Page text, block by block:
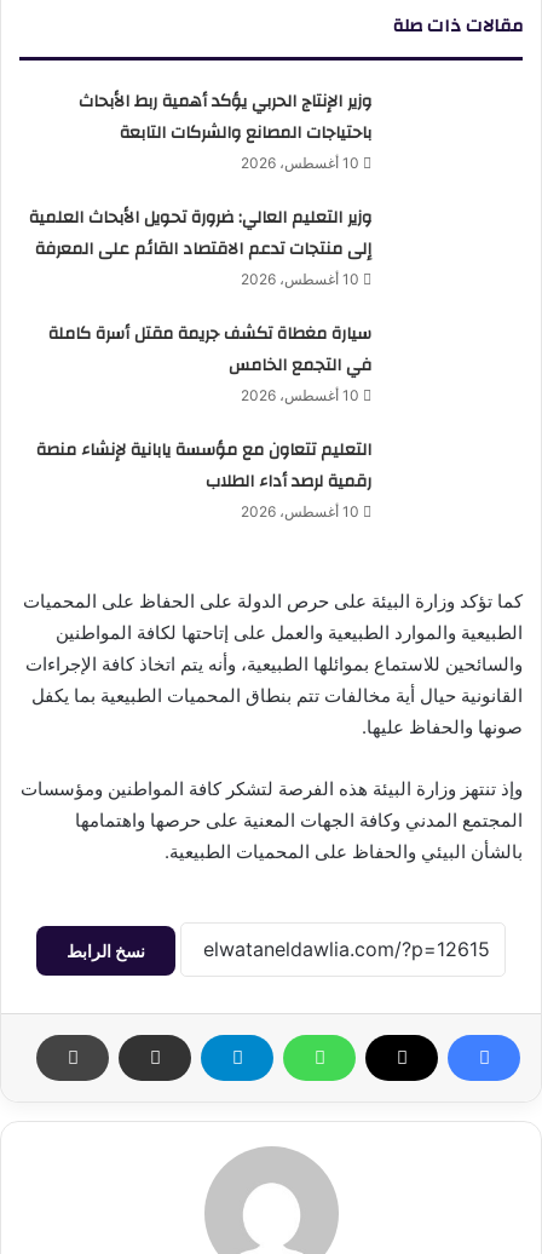
مقالات ذات صلة
وزير الإنتاج الحربي يؤكد أهمية ربط الأبحاث
باحتياجات المصانع والشركات التابعة
10 أغسطس، 2026
وزير التعليم العالي: ضرورة تحويل الأبحاث العلمية
إلى منتجات تدعم الاقتصاد القائم على المعرفة
10 أغسطس، 2026
سيارة مغطاة تكشف جريمة مقتل أسرة كاملة
في التجمع الخامس
10 أغسطس، 2026
التعليم تتعاون مع مؤسسة يابانية لإنشاء منصة
رقمية لرصد أداء الطلاب
10 أغسطس، 2026
كما تؤكد وزارة البيئة على حرص الدولة على الحفاظ على المحميات
الطبيعية والموارد الطبيعية والعمل على إتاحتها لكافة المواطنين
والسائحين للاستماع بموائلها الطبيعية، وأنه يتم اتخاذ كافة الإجراءات
القانونية حيال أية مخالفات تتم بنطاق المحميات الطبيعية بما يكفل
صونها والحفاظ عليها.
وإذ تنتهز وزارة البيئة هذه الفرصة لتشكر كافة المواطنين ومؤسسات
المجتمع المدني وكافة الجهات المعنية على حرصها واهتمامها
بالشأن البيئي والحفاظ على المحميات الطبيعية.
نسخ الرابط